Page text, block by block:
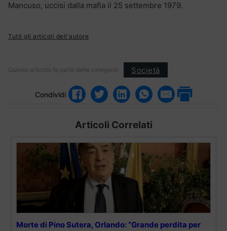
Mancuso, uccisi dalla mafia il 25 settembre 1979.
Tutti gli articoli dell'autore
Questo articolo fa parte delle categorie: Società
Condividi
Articoli Correlati
Morte di Pino Sutera, Orlando: “Grande perdita per